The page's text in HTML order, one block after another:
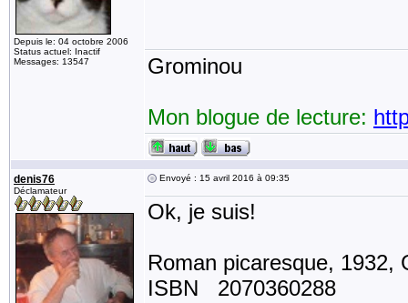
Depuis le: 04 octobre 2006
Status actuel: Inactif
Messages: 13547
Grominou
Mon blogue de lecture:
denis76
Déclamateur
Envoyé : 15 avril 2016 à 09:35
Ok, je suis!
Roman picaresque, 1932,
ISBN 2070360288